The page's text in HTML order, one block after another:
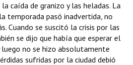
caída de granizo y las heladas. La
temporada pasó inadvertida, no
Cuando se suscitó la crisis por las
se dijo que había que esperar el
no se hizo absolutamente
sufridas por la ciudad debió